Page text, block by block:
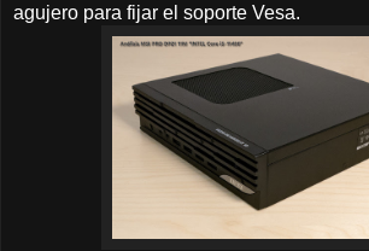
agujero para fijar el soporte Vesa.